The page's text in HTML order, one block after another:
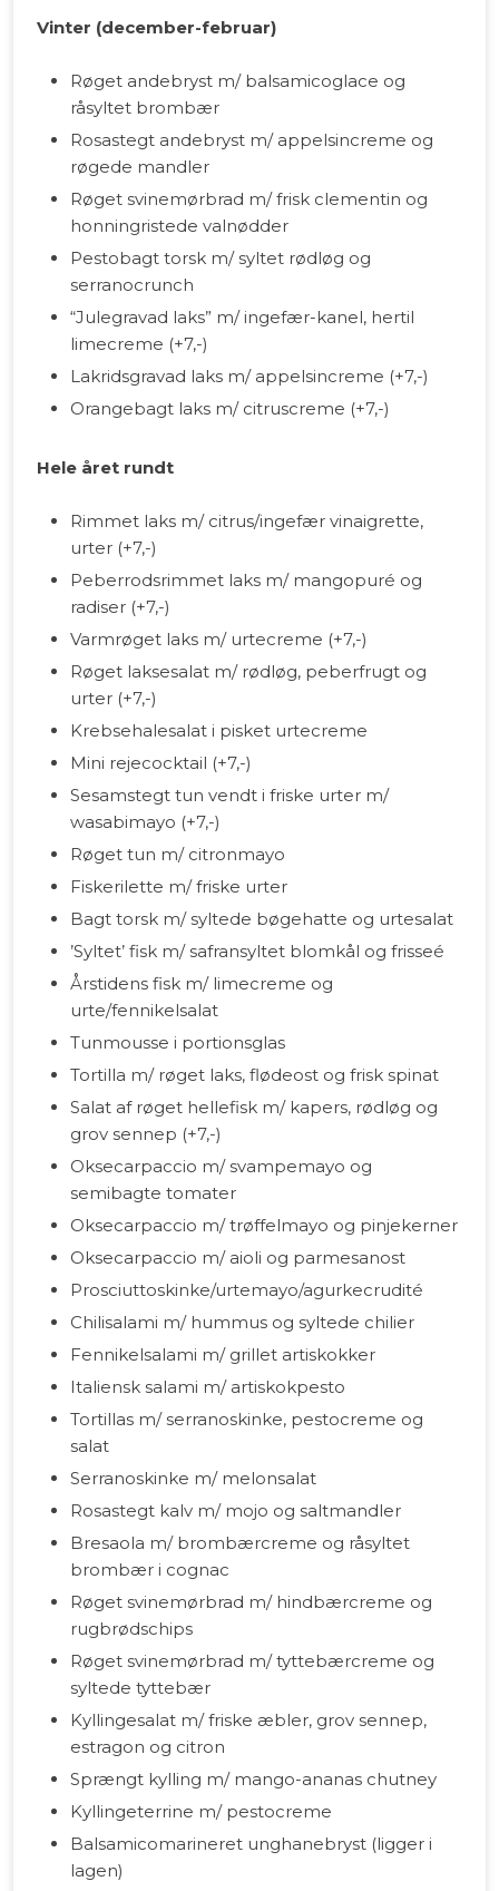
Vinter (december-februar)
Røget andebryst m/ balsamicoglace og
råsyltet brombær
Rosastegt andebryst m/ appelsincreme og
røgede mandler
Røget svinemørbrad m/ frisk clementin og
honningristede valnødder
Pestobagt torsk m/ syltet rødløg og
serranocrunch
“Julegravad laks” m/ ingefær-kanel, hertil
limecreme (+7,-)
Lakridsgravad laks m/ appelsincreme (+7,-)
Orangebagt laks m/ citruscreme (+7,-)
Hele året rundt
Rimmet laks m/ citrus/ingefær vinaigrette,
urter (+7,-)
Peberrodsrimmet laks m/ mangopuré og
radiser (+7,-)
Varmrøget laks m/ urtecreme (+7,-)
Røget laksesalat m/ rødløg, peberfrugt og
urter (+7,-)
Krebsehalesalat i pisket urtecreme
Mini rejecocktail (+7,-)
Sesamstegt tun vendt i friske urter m/
wasabimayo (+7,-)
Røget tun m/ citronmayo
Fiskerilette m/ friske urter
Bagt torsk m/ syltede bøgehatte og urtesalat
’Syltet’ fisk m/ safransyltet blomkål og frisseé
Årstidens fisk m/ limecreme og
urte/fennikelsalat
Tunmousse i portionsglas
Tortilla m/ røget laks, flødeost og frisk spinat
Salat af røget hellefisk m/ kapers, rødløg og
grov sennep (+7,-)
Oksecarpaccio m/ svampemayo og
semibagte tomater
Oksecarpaccio m/ trøffelmayo og pinjekerner
Oksecarpaccio m/ aioli og parmesanost
Prosciuttoskinke/urtemayo/agurkecrudité
Chilisalami m/ hummus og syltede chilier
Fennikelsalami m/ grillet artiskokker
Italiensk salami m/ artiskokpesto
Tortillas m/ serranoskinke, pestocreme og
salat
Serranoskinke m/ melonsalat
Rosastegt kalv m/ mojo og saltmandler
Bresaola m/ brombærcreme og råsyltet
brombær i cognac
Røget svinemørbrad m/ hindbærcreme og
rugbrødschips
Røget svinemørbrad m/ tyttebærcreme og
syltede tyttebær
Kyllingesalat m/ friske æbler, grov sennep,
estragon og citron
Sprængt kylling m/ mango-ananas chutney
Kyllingeterrine m/ pestocreme
Balsamicomarineret unghanebryst (ligger i
lagen)